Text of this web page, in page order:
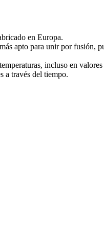
en Europa.
apto para unir por fusión,
incluso en
a través del tiempo.